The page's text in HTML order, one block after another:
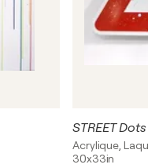
STREET
Acrylique,
30x33in